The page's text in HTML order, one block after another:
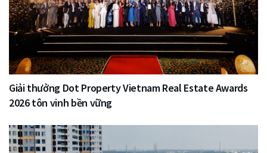
Giải thưởng Dot Property Vietnam Real Estate Awards
2026 tôn vinh bền vững